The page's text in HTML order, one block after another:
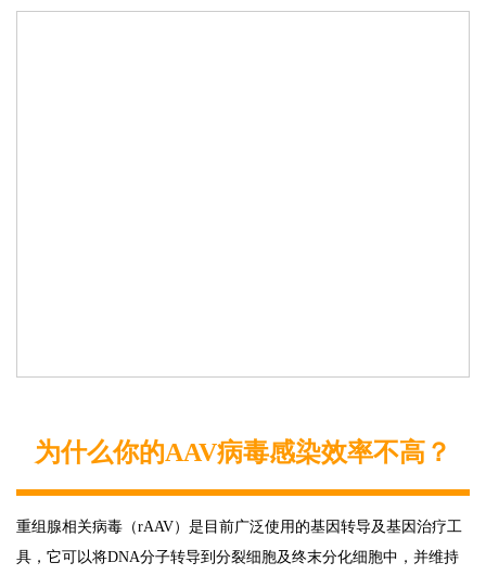
为什么你的AAV病毒感染效率不高？
重组腺相关病毒（rAAV）是目前广泛使用的基因转导及基因治疗工
具，它可以将DNA分子转导到分裂细胞及终末分化细胞中，并维持